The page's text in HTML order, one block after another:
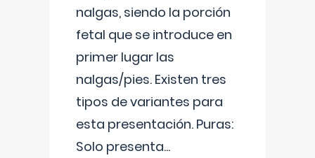
nalgas, siendo la porción
fetal que se introduce en
primer lugar las
nalgas/pies. Existen tres
tipos de variantes para
esta presentación. Puras:
Solo presenta...